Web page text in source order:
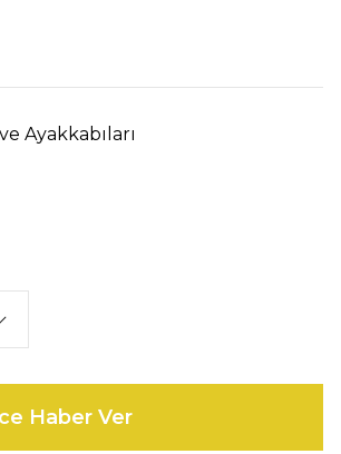
Ayakkabıları
Haber Ver